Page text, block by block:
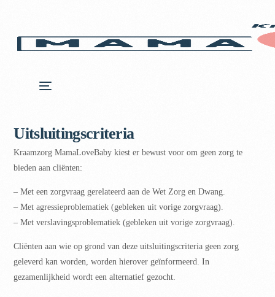
Uitsluitingscriteria
Kraamzorg MamaLoveBaby kiest er bewust voor om geen zorg te
bieden aan cliënten:
– Met een zorgvraag gerelateerd aan de Wet Zorg en Dwang.
– Met agressieproblematiek (gebleken uit vorige zorgvraag).
– Met verslavingsproblematiek (gebleken uit vorige zorgvraag).
Cliënten aan wie op grond van deze uitsluitingscriteria geen zorg
geleverd kan worden, worden hierover geïnformeerd. In
gezamenlijkheid wordt een alternatief gezocht.